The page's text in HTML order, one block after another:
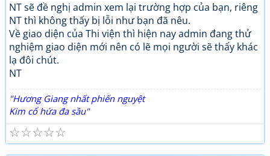
NT sẽ đề nghị admin xem lại trường hợp của bạn, riêng
NT thì không thấy bị lỗi như bạn đã nêu.
Về giao diện của Thi viện thì hiện nay admin đang thử
nghiệm giao diện mới nên có lẽ mọi người sẽ thấy khác
lạ đôi chút.
NT
"Hương Giang nhất phiến nguyệt
Kim cổ hứa đa sầu"
☆
☆
☆
☆
☆